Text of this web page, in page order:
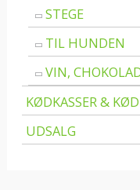
STEGE
TIL HUNDEN
VIN,
KØDKASSER &
UDSALG